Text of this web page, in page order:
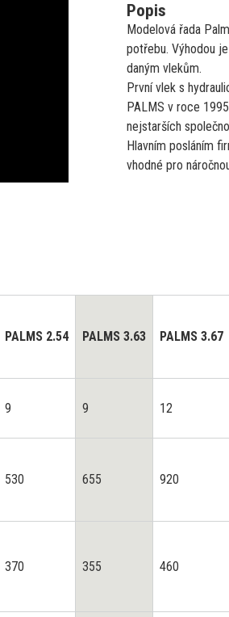
Popis
Modelová řada
potřebu. Výhodou
daným vlekům.
První vlek s
PALMS v roce
nejstarších
Hlavním posláním
vhodné pro
PALMS 2.54 PALMS 3.63 PALMS 3.67
9 9 12
530 655 920
370 355 460